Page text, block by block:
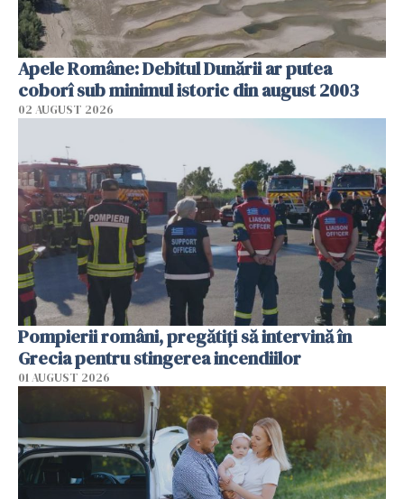
Apele Române: Debitul Dunării ar putea
coborî sub minimul istoric din august 2003
02 AUGUST 2026
Pompierii români, pregătiţi să intervină în
Grecia pentru stingerea incendiilor
01 AUGUST 2026